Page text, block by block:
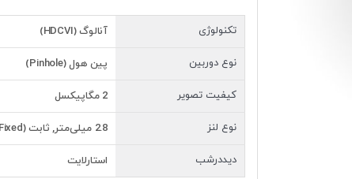
تکنولوژی آنالوگ (HDCVI)
نوع دوربین پین هول (Pinhole)
کیفیت تصویر 2 مگاپیکسل
نوع لنز 2.8 میلی‌متر, ثابت (Fixed)
دیددرشب استارلایت